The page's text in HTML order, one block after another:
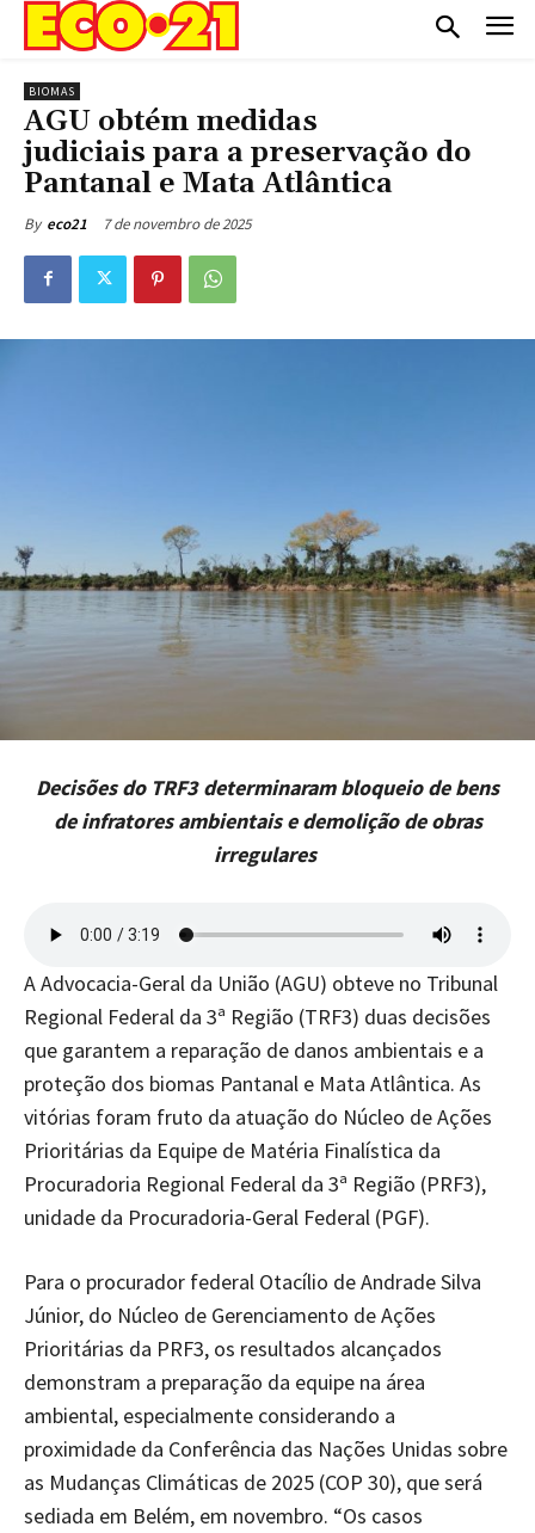
BIOMAS
AGU obtém medidas
judiciais para a preservação do
Pantanal e Mata Atlântica
By eco21 7 de novembro de 2025
Decisões do TRF3 determinaram bloqueio de bens
de infratores ambientais e demolição de obras
irregulares
A Advocacia-Geral da União (AGU) obteve no Tribunal
Regional Federal da 3ª Região (TRF3) duas decisões
que garantem a reparação de danos ambientais e a
proteção dos biomas Pantanal e Mata Atlântica. As
vitórias foram fruto da atuação do Núcleo de Ações
Prioritárias da Equipe de Matéria Finalística da
Procuradoria Regional Federal da 3ª Região (PRF3),
unidade da Procuradoria-Geral Federal (PGF).
Para o procurador federal Otacílio de Andrade Silva
Júnior, do Núcleo de Gerenciamento de Ações
Prioritárias da PRF3, os resultados alcançados
demonstram a preparação da equipe na área
ambiental, especialmente considerando a
proximidade da Conferência das Nações Unidas sobre
as Mudanças Climáticas de 2025 (COP 30), que será
sediada em Belém, em novembro. “Os casos